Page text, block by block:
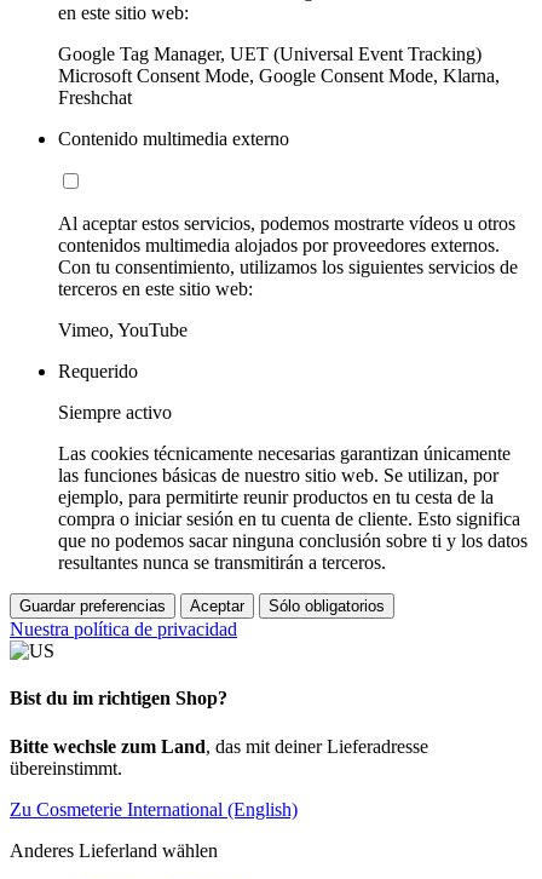
en este sitio web:
Google Tag Manager, UET (Universal Event Tracking)
Microsoft Consent Mode, Google Consent Mode, Klarna,
Freshchat
Contenido multimedia externo
Al aceptar estos servicios, podemos mostrarte vídeos u otros
contenidos multimedia alojados por proveedores externos.
Con tu consentimiento, utilizamos los siguientes servicios de
terceros en este sitio web:
Vimeo, YouTube
Requerido
Siempre activo
Las cookies técnicamente necesarias garantizan únicamente
las funciones básicas de nuestro sitio web. Se utilizan, por
ejemplo, para permitirte reunir productos en tu cesta de la
compra o iniciar sesión en tu cuenta de cliente. Esto significa
que no podemos sacar ninguna conclusión sobre ti y los datos
resultantes nunca se transmitirán a terceros.
Guardar preferencias Aceptar Sólo obligatorios
Nuestra política de privacidad
Bist du im richtigen Shop?
Bitte wechsle zum Land, das mit deiner Lieferadresse
übereinstimmt.
Zu Cosmeterie International (English)
Anderes Lieferland wählen